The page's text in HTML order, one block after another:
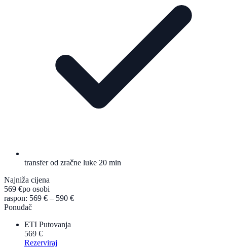
transfer od zračne luke 20 min
Najniža cijena
569 €po osobi
raspon: 569 € – 590 €
Ponuđač
ETI Putovanja
569 €
Rezerviraj